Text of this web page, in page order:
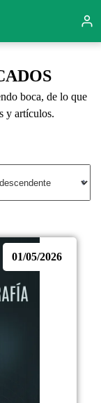
boca, de lo que
y artículos.
01/05/2026